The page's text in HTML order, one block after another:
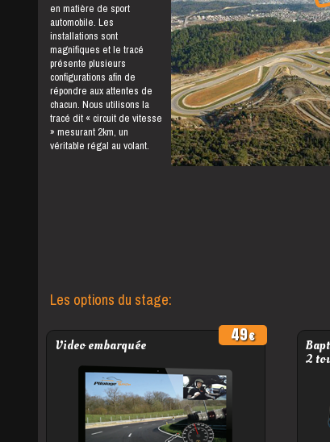
en matière de sport
automobile. Les
installations sont
magnifiques et le tracé
présente plusieurs
configurations afin de
répondre aux attentes de
chacun. Nous utilisons la
tracé dit « circuit de vitesse
» mesurant 2km, un
véritable régal au volant.
Les options du stage:
Video embarquée
49
2